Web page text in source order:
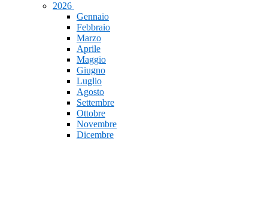
2026
Gennaio
Febbraio
Marzo
Aprile
Maggio
Giugno
Luglio
Agosto
Settembre
Ottobre
Novembre
Dicembre